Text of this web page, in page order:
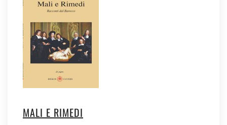
MALI E RIMEDI